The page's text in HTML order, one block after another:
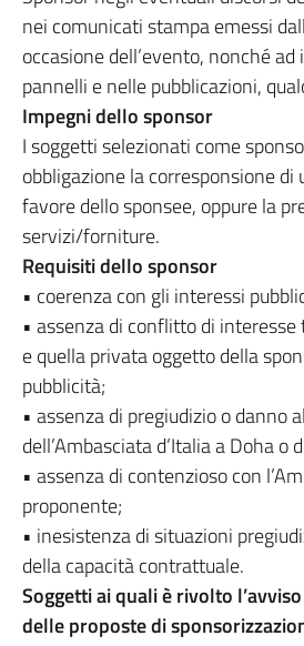
nei comunicati stampa emessi
occasione dell’evento, nonché
pannelli e nelle pubblicazioni,
Impegni dello sponsor
I soggetti selezionati come
obbligazione la corresponsione
favore dello sponsee, oppure la
servizi/forniture.
Requisiti dello sponsor
• coerenza con gli interessi
• assenza di conflitto di
e quella privata oggetto della
pubblicità;
• assenza di pregiudizio o danno
dell’Ambasciata d’Italia a Doha o
• assenza di contenzioso con
proponente;
• inesistenza di situazioni
della capacità contrattuale.
Soggetti ai quali è rivolto
delle proposte di